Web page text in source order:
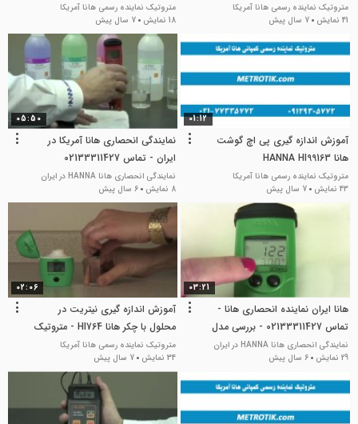
متروتیک نماینده رسمی هانا آمریکا
41 نمایش
7 سال پیش
متروتیک نماینده رسمی هانا آمریکا
18 نمایش
7 سال پیش
01:12
آموزش اندازه گیری پی اچ گوشت
هانا HANNA HI99163
متروتیک نماینده رسمی هانا آمریکا
43 نمایش
7 سال پیش
05:50
نمایندگی انحصاری هانا آمریکا در
ایران - تماس 02133311427
نمایندگی انحصاری هانا HANNA در ایران
8 نمایش
6 سال پیش
03:21
هانا ایران نماینده انحصاری هانا -
تماس 02133311427 - بررسی مدل
HI98120
نمایندگی انحصاری هانا HANNA در ایران
29 نمایش
6 سال پیش
02:06
آموزش اندازه گیری نیتریت در
محلول با چکر هانا HI764 - متروتیک
متروتیک نماینده رسمی هانا آمریکا
34 نمایش
7 سال پیش